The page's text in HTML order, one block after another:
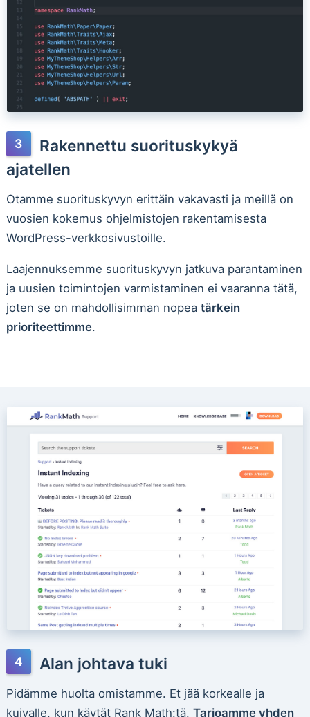
Rakennettu suorituskykyä
ajatellen
Otamme suorituskyvyn erittäin vakavasti ja meillä on
vuosien kokemus ohjelmistojen rakentamisesta
WordPress-verkkosivustoille.
Laajennuksemme suorituskyvyn jatkuva parantaminen
ja uusien toimintojen varmistaminen ei vaaranna tätä,
joten se on mahdollisimman nopea tärkein
prioriteettimme.
Alan johtava tuki
Pidämme huolta omistamme. Et jää korkealle ja
kuivalle, kun käytät Rank Math:tä. Tarjoamme yhden